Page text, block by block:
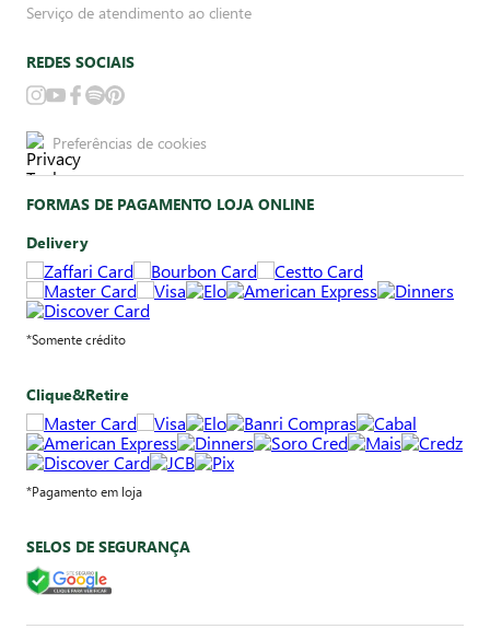
Serviço de atendimento ao cliente
REDES SOCIAIS
Preferências de cookies
FORMAS DE PAGAMENTO LOJA ONLINE
Delivery
*Somente crédito
Clique&Retire
*Pagamento em loja
SELOS DE SEGURANÇA